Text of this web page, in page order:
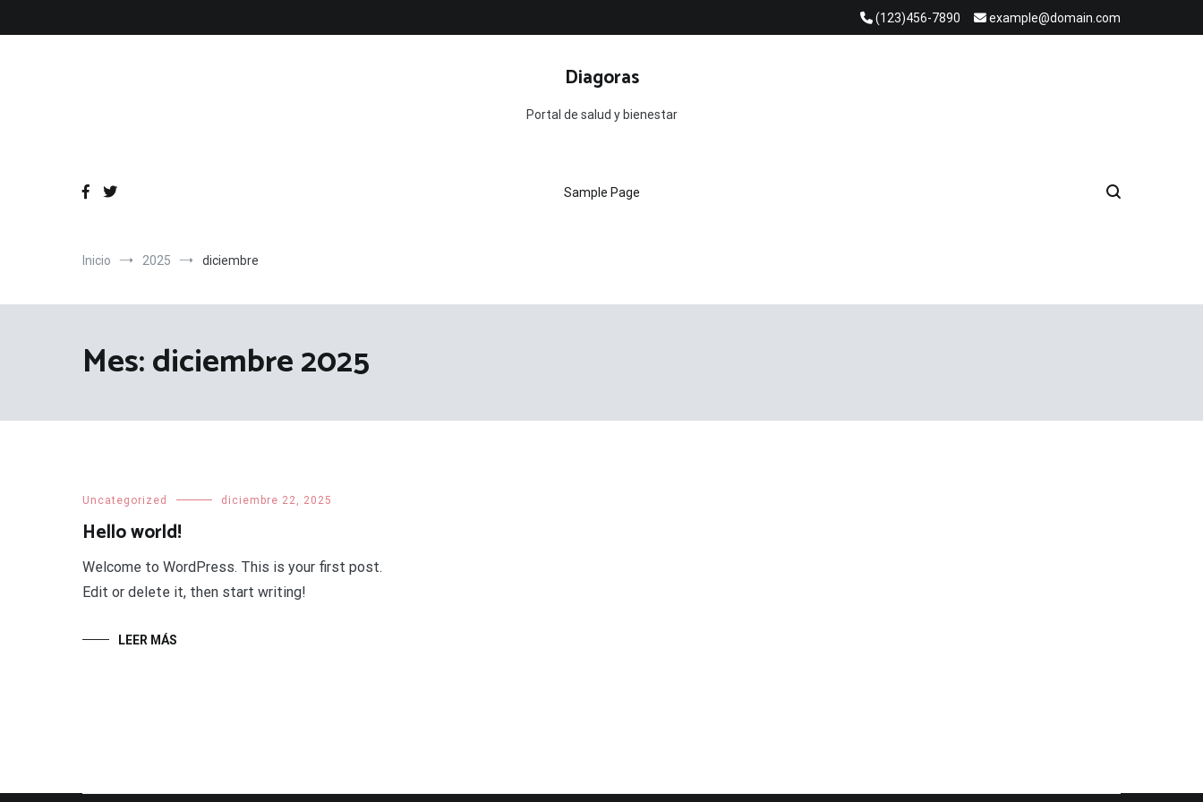
(123)456-7890 example@domain.com
Diagoras
Portal de salud y bienestar
Sample Page
Inicio 2025 diciembre
Mes:diciembre 2025
Uncategorized diciembre 22, 2025
Hello world!
Welcome to WordPress. This is your first post.
Edit or delete it, then start writing!
LEER MÁS